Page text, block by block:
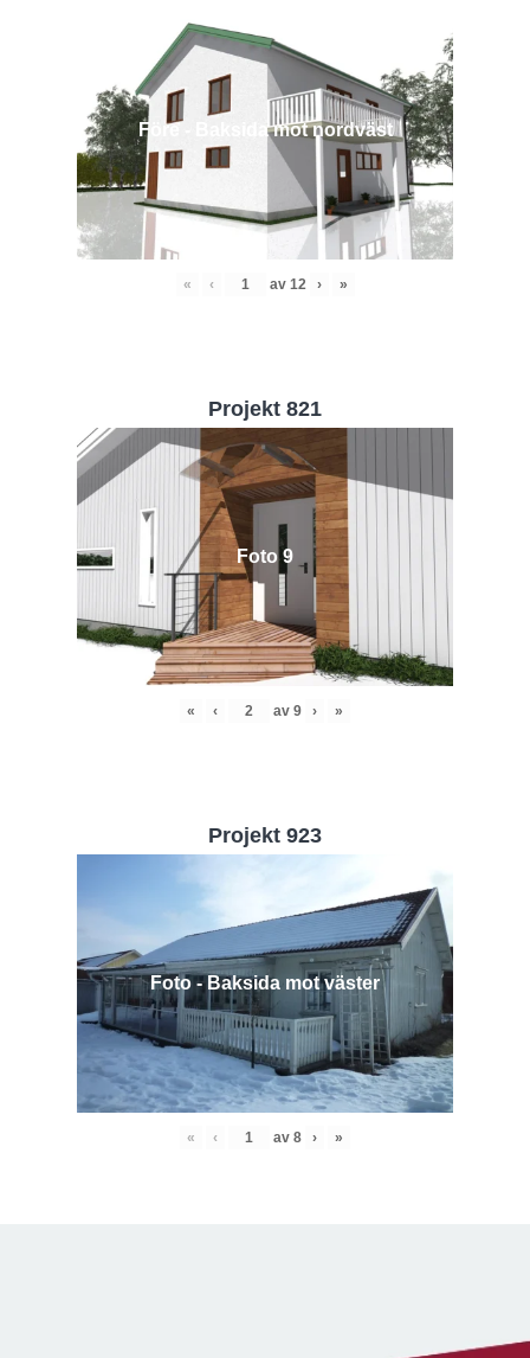
Före - Baksida mot nordväst
« ‹ av 12 › »
Projekt 821
Foto 9
« ‹ av 9 › »
Projekt 923
Foto - Baksida mot väster
« ‹ av 8 › »